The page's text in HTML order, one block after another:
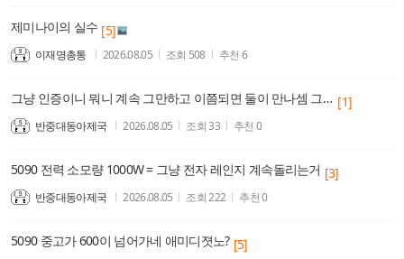
제미나이의 실수 [5]
이재명총통 2026.08.05 조회 508 추천 6
그냥 인증이니 뭐니 계속 그만하고 이쯤되면 둘이 만나셈 그래야 종결임 [1]
반중대동아제국 2026.08.05 조회33 추천 0
5090 전력 소모량 1000W = 그냥 전자 레인지 계속돌리는거 [3]
반중대동아제국 2026.08.05 조회222 추천0
5090 중고가 600이 넘어가네 애미디졋노? [5]